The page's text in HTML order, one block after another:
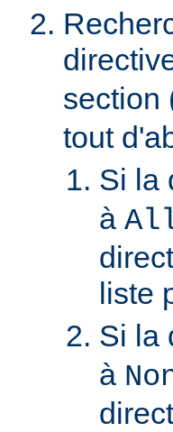
section
tout
Si la
à
liste
Si la
à